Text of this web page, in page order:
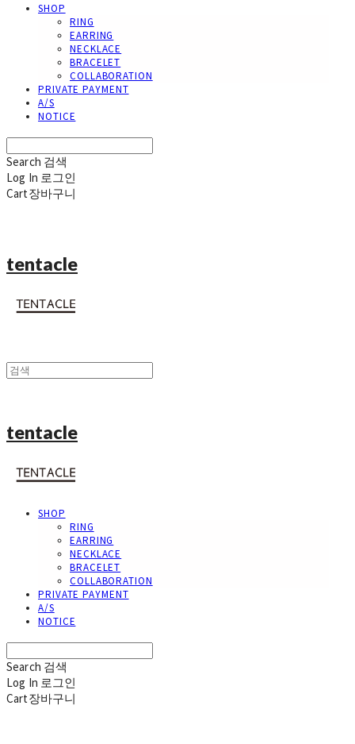
SHOP
RING
EARRING
NECKLACE
BRACELET
COLLABORATION
PRIVATE PAYMENT
A/S
NOTICE
Search 검색
Log In 로그인
Cart장바구니
tentacle
tentacle
SHOP
RING
EARRING
NECKLACE
BRACELET
COLLABORATION
PRIVATE PAYMENT
A/S
NOTICE
Search 검색
Log In 로그인
Cart장바구니